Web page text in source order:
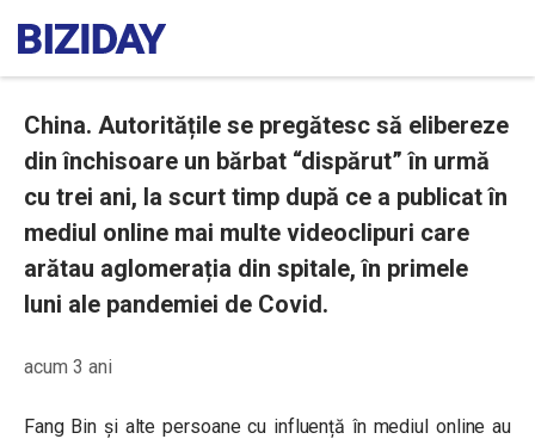
China. Autoritățile se pregătesc să elibereze
din închisoare un bărbat “dispărut” în urmă
cu trei ani, la scurt timp după ce a publicat în
mediul online mai multe videoclipuri care
arătau aglomerația din spitale, în primele
luni ale pandemiei de Covid.
acum 3 ani
Fang Bin și alte persoane cu influență în mediul online au